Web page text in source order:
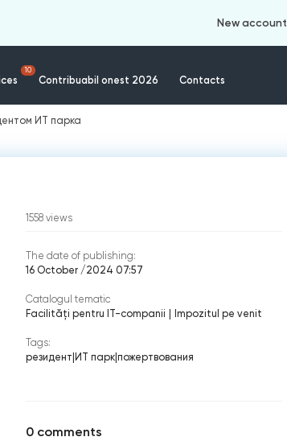
New account
10
Contribuabil onest 2026 Contacts
ИТ парка
1558 views
The date of publishing:
16 October /2024 07:57
Catalogul tematic
Facilități pentru IT-companii
Impozitul pe venit
Tags:
резидент ИТ парк| пожертвования
0 comments